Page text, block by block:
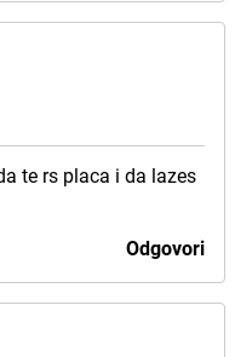
te rs placa i da lazes
Odgovori